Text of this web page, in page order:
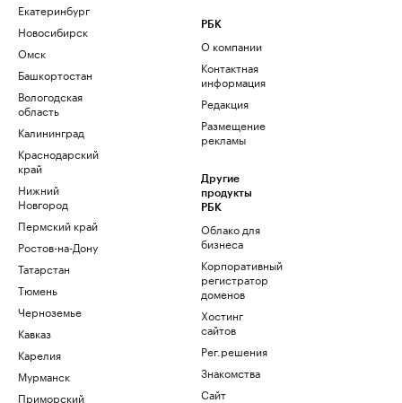
Екатеринбург
Новосибирск
Омск
Башкортостан
Вологодская
область
Калининград
Краснодарский
край
Нижний
Новгород
Пермский край
Ростов-на-Дону
Татарстан
Тюмень
Черноземье
Кавказ
Карелия
Мурманск
Приморский
РБК
О компании
Контактная
информация
Редакция
Размещение
рекламы
Другие
продукты
РБК
Облако для
бизнеса
Корпоративный
регистратор
доменов
Хостинг
сайтов
Рег.решения
Знакомства
Сайт